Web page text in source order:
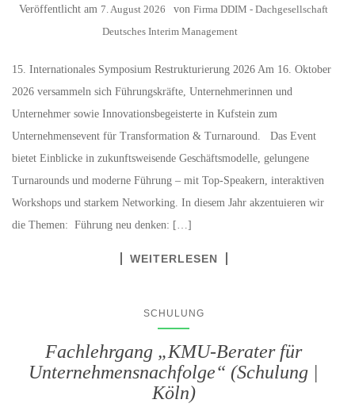
Veröffentlicht am 7. August 2026 von Firma DDIM - Dachgesellschaft
Deutsches Interim Management
15. Internationales Symposium Restrukturierung 2026 Am 16. Oktober
2026 versammeln sich Führungskräfte, Unternehmerinnen und
Unternehmer sowie Innovationsbegeisterte in Kufstein zum
Unternehmensevent für Transformation & Turnaround. Das Event
bietet Einblicke in zukunftsweisende Geschäftsmodelle, gelungene
Turnarounds und moderne Führung – mit Top-Speakern, interaktiven
Workshops und starkem Networking. In diesem Jahr akzentuieren wir
die Themen: Führung neu denken: […]
WEITERLESEN
SCHULUNG
Fachlehrgang „KMU-Berater für
Unternehmensnachfolge“ (Schulung |
Köln)